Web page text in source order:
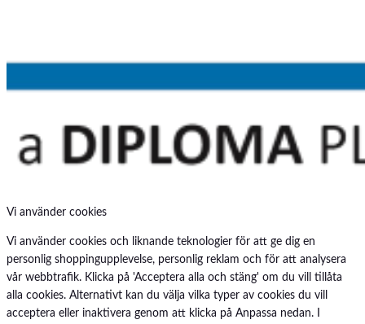
Vi använder cookies
Vi använder cookies och liknande teknologier för att ge dig en
personlig shoppingupplevelse, personlig reklam och för att analysera
vår webbtrafik. Klicka på 'Acceptera alla och stäng' om du vill tillåta
alla cookies. Alternativt kan du välja vilka typer av cookies du vill
acceptera eller inaktivera genom att klicka på Anpassa nedan. I